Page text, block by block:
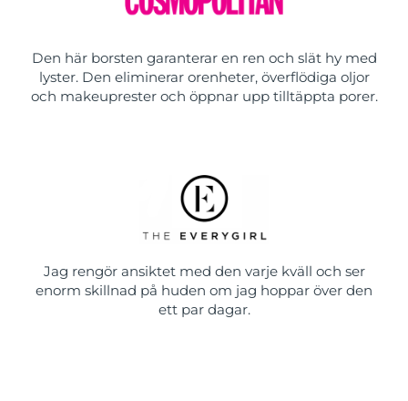
Den här borsten garanterar en ren och slät hy med
lyster. Den eliminerar orenheter, överflödiga oljor
och makeuprester och öppnar upp tilltäppta porer.
Jag rengör ansiktet med den varje kväll och ser
enorm skillnad på huden om jag hoppar över den
ett par dagar.